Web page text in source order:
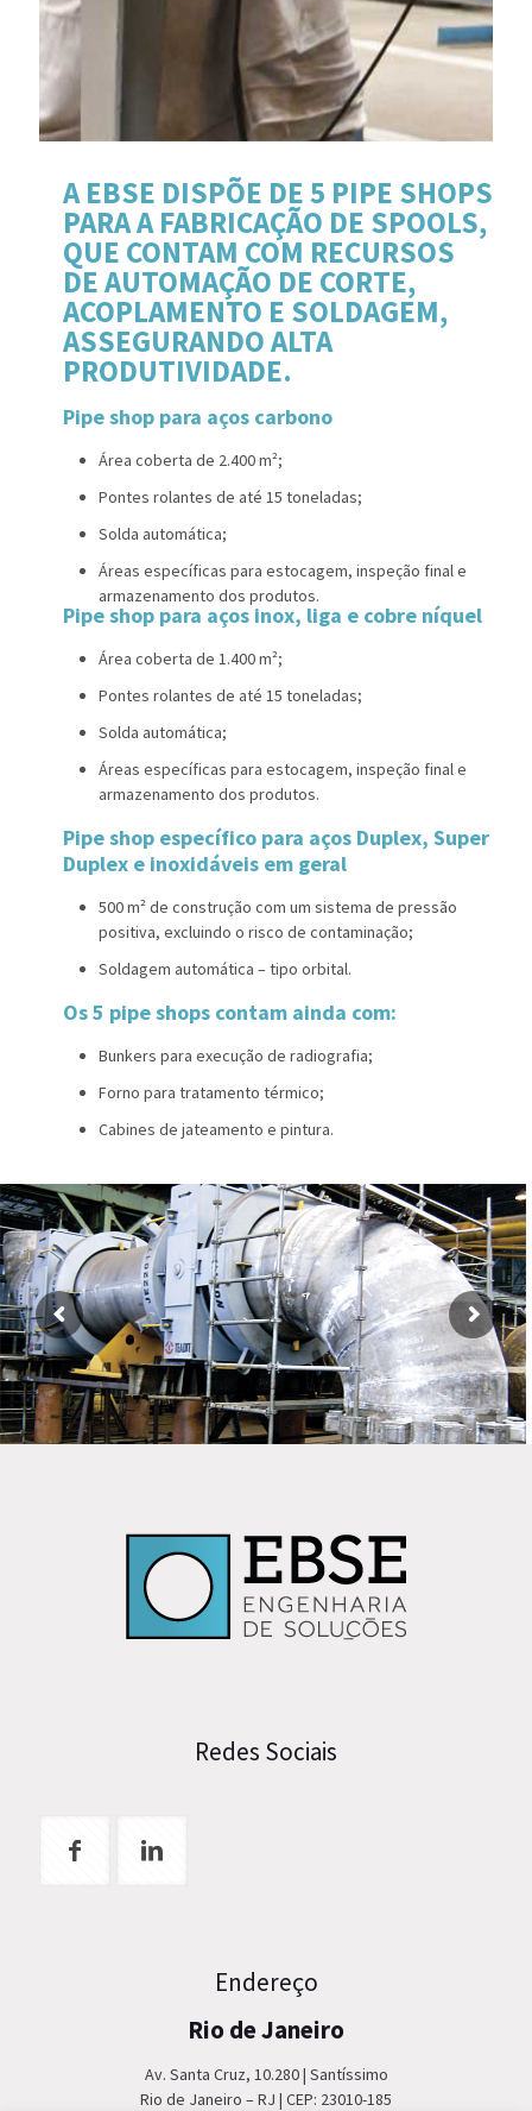
A EBSE DISPÕE DE 5 PIPE SHOPS
PARA A FABRICAÇÃO DE SPOOLS,
QUE CONTAM COM RECURSOS
DE AUTOMAÇÃO DE CORTE,
ACOPLAMENTO E SOLDAGEM,
ASSEGURANDO ALTA
PRODUTIVIDADE.
Pipe shop para aços carbono
Área coberta de 2.400 m²;
Pontes rolantes de até 15 toneladas;
Solda automática;
Áreas específicas para estocagem, inspeção final e
armazenamento dos produtos.
Pipe shop para aços inox, liga e cobre níquel
Área coberta de 1.400 m²;
Pontes rolantes de até 15 toneladas;
Solda automática;
Áreas específicas para estocagem, inspeção final e
armazenamento dos produtos.
Pipe shop específico para aços Duplex, Super
Duplex e inoxidáveis em geral
500 m² de construção com um sistema de pressão
positiva, excluindo o risco de contaminação;
Soldagem automática – tipo orbital.
Os 5 pipe shops contam ainda com:
Bunkers para execução de radiografia;
Forno para tratamento térmico;
Cabines de jateamento e pintura.
Redes Sociais
Endereço
Rio de Janeiro
Av. Santa Cruz, 10.280 | Santíssimo
Rio de Janeiro – RJ | CEP: 23010-185